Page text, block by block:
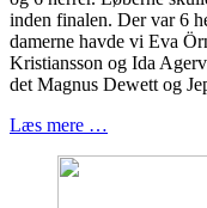
inden finalen. Der var 6
damerne havde vi Eva
Kristiansson og Ida
det Magnus Dewett og
Læs mere …